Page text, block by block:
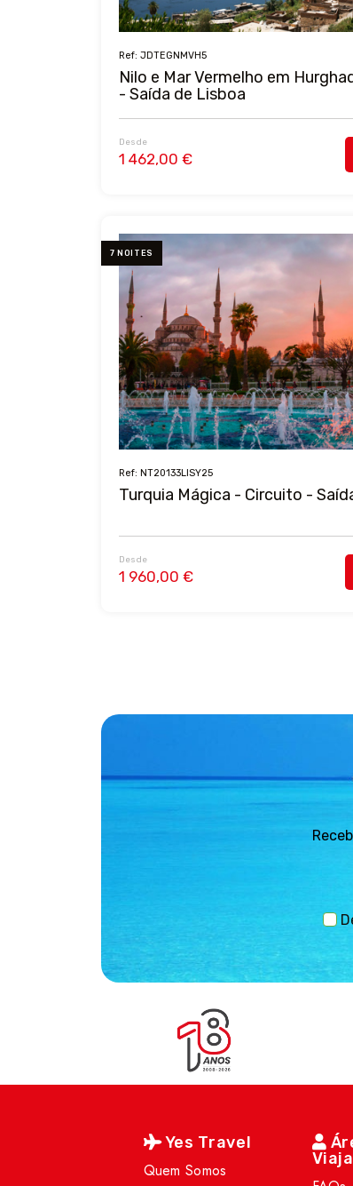
Ref: JDTEGNMVH5
Nilo e Mar Vermelho em
- Saída de Lisboa
Desde
1 462,00 €
7 NOITES
Ref: NT20133LISY25
Turquia Mágica - Circuito -
Desde
1 960,00 €
Yes Travel
Quem Somos